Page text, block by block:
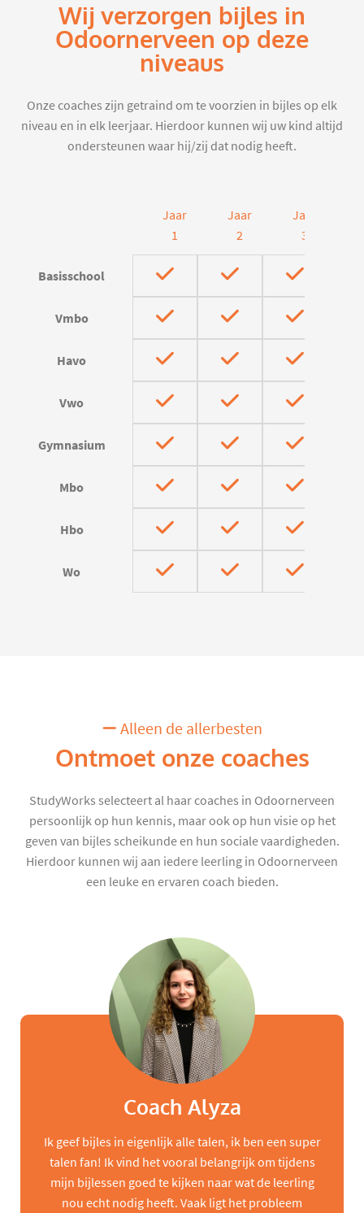
Wij verzorgen bijles in
Odoornerveen op deze
niveaus
Onze coaches zijn getraind om te voorzien in bijles op elk
niveau en in elk leerjaar. Hierdoor kunnen wij uw kind altijd
ondersteunen waar hij/zij dat nodig heeft.
Jaar
1
Jaar
2
Jaar
3
Basisschool
Vmbo
Havo
Vwo
Gymnasium
Mbo
Hbo
Wo
Alleen de allerbesten
Ontmoet onze coaches
StudyWorks selecteert al haar coaches in Odoornerveen
persoonlijk op hun kennis, maar ook op hun visie op het
geven van bijles scheikunde en hun sociale vaardigheden.
Hierdoor kunnen wij aan iedere leerling in Odoornerveen
een leuke en ervaren coach bieden.
Coach Alyza
Ik geef bijles in eigenlijk alle talen, ik ben een super
talen fan! Ik vind het vooral belangrijk om tijdens
mijn bijlessen goed te kijken naar wat de leerling
nou echt nodig heeft. Vaak ligt het probleem